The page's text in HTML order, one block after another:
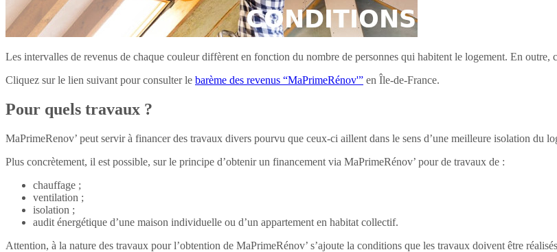
Les intervalles de revenus de chaque couleur diffèrent en fonction du nombre de personnes qui habitent le logement. En outre,
Cliquez sur le lien suivant pour consulter le barème des revenus “MaPrimeRénov'” en Île-de-France.
Pour quels travaux ?
MaPrimeRenov’ peut servir à financer des travaux divers pourvu que ceux-ci aillent dans le sens d’une meilleure isolation du
Plus concrètement, il est possible, sur le principe d’obtenir un financement via MaPrimeRénov’ pour de travaux de :
chauffage ;
ventilation ;
isolation ;
audit énergétique d’une maison individuelle ou d’un appartement en habitat collectif.
Attention, à la nature des travaux pour l’obtention de MaPrimeRénov’ s’ajoute la conditions que les travaux doivent être